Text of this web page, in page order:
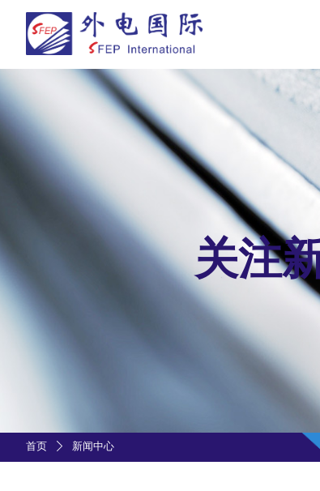
关注
首页 ꄲ 新闻中心